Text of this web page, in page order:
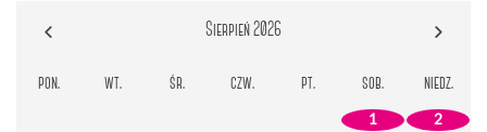
Sierpień 2026
pon. wt. śr. czw. pt. sob. niedz.
1 2